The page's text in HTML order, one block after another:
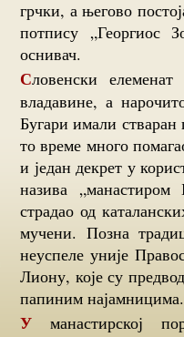
грчки, а његово
потпису „Георгиос
оснивач.
Словенски елеменат у манастиру је ојачао у периоду франачке
владавине, а
Бугари имали
то време много
и један декрет у
назива
страдао од
мучени. Позна
неуспеле уније
Лиону, које су
папиним
У манастирској порти је 1873. године подигнут споменик